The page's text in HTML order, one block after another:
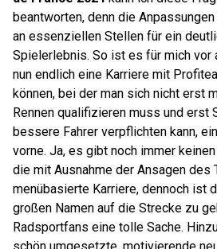
beantworten, denn die
an essenziellen Stellen für ein
Spielerlebnis. So ist es für mich vor
nun endlich eine Karriere mit
können, bei der man sich nicht erst
Rennen qualifizieren muss und erst
bessere Fahrer verpflichten kann,
vorne. Ja, es gibt noch immer
die mit Ausnahme der Ansagen des
menübasierte Karriere, dennoch ist
großen Namen auf die Strecke zu
Radsportfans eine tolle Sache.